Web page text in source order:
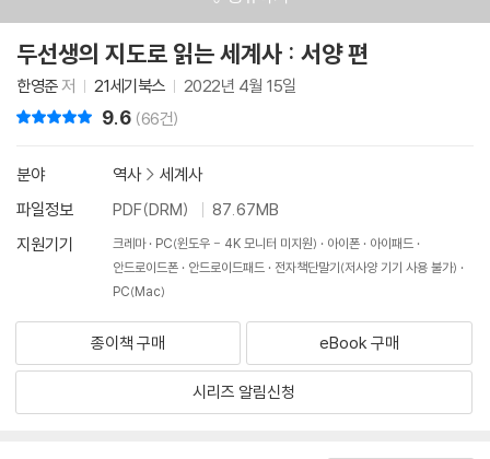
두선생의 지도로 읽는 세계사 : 서양 편
한영준저 21세기북스 2022년 4월 15일
9.6 (66건)
분야 역사> 세계사
파일정보
PDF(DRM)
87.67MB
지원기기
크레마 PC(윈도우 - 4K 모니터 미지원) 아이폰
아이패드
안드로이드폰
안드로이드패드
전자책단말기(저사양 기기 사용 불가)
PC(Mac)
종이책 구매 eBook 구매
시리즈 알림신청